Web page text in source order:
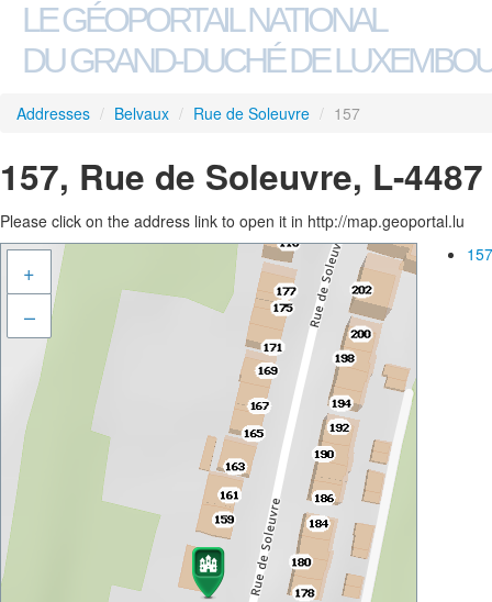
LE GÉOPORTAIL NATIONAL
DU GRAND-DUCHÉ DE
Addresses / Belvaux / Rue de Soleuvre / 157
157, Rue de Soleuvre, L-
Please click on the address link to open it in http://map.geoportal.lu
+
–